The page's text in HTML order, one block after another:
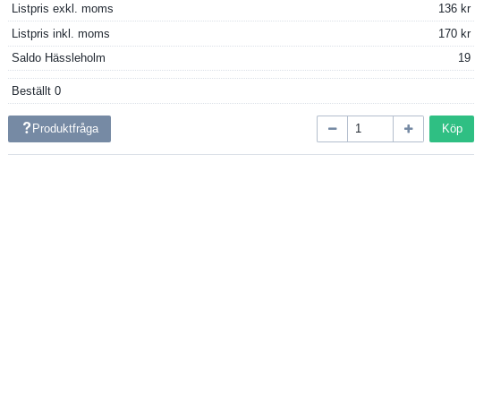
Listpris exkl. moms
136
Listpris inkl. moms
170
Saldo Hässleholm
19
Beställt0
Produktfråga Köp